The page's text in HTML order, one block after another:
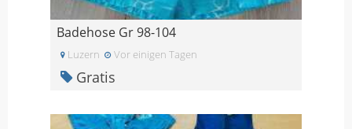
Badehose Gr 98-104
Luzern Vor einigen Tagen
Gratis